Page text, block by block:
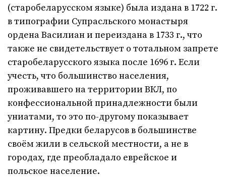
(старобеларусском языке) была издана в 1722 г.
в типографии Супрасльского монастыря
ордена Василиан и переиздана в 1733 г., что
также не свидетельствует о тотальном запрете
старобеларусского языка после 1696 г. Если
учесть, что большинство населения,
проживавшего на территории ВКЛ, по
конфессиональной принадлежности были
униатами, то это по-другому показывает
картину. Предки беларусов в большинстве
своём жили в сельской местности, а не в
городах, где преобладало еврейское и
польское население.